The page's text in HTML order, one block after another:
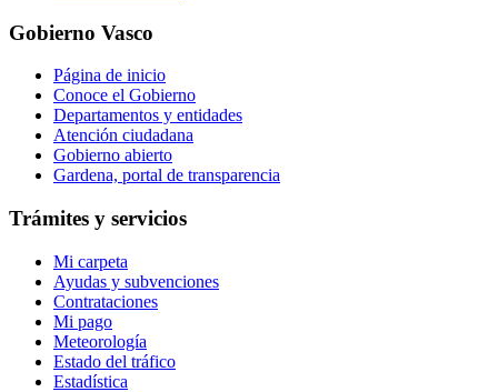
Gobierno Vasco
Página de inicio
Conoce el Gobierno
Departamentos y entidades
Atención ciudadana
Gobierno abierto
Gardena, portal de transparencia
Trámites y servicios
Mi carpeta
Ayudas y subvenciones
Contrataciones
Mi pago
Meteorología
Estado del tráfico
Estadística